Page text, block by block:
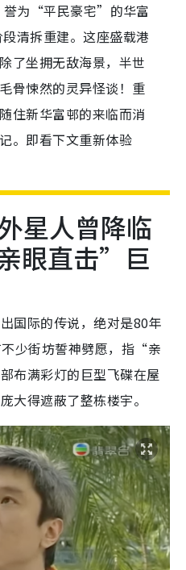
誉为“平民豪宅”的华富
清拆重建。这座盛载港
了坐拥无敌海景，半世
骨悚然的灵异怪谈！重
住新华富邨的来临而消
。即看下文重新体验
星人曾降临
眼直击”巨
国际的传说，绝对是80年
少街坊誓神劈愿，指“亲
布满彩灯的巨型飞碟在屋
大得遮蔽了整栋楼宇。